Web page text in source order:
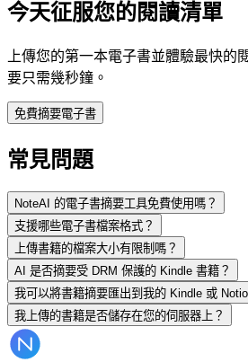
今天征服您的閱讀清單
上傳您的第一本電子書並體驗最快的
要只需幾秒鐘。
免費摘要電子書
常見問題
NoteAI 的電子書摘要工具免費使用嗎？
支援哪些電子書檔案格式？
上傳書籍的檔案大小有限制嗎？
AI 是否摘要受 DRM 保護的 Kindle 書籍？
我可以將書籍摘要匯出到我的 Kindle 或
我上傳的書籍是否儲存在您的伺服器上？